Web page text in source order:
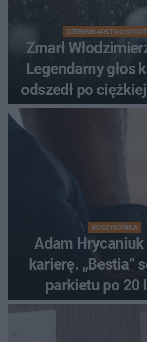
DZIENNIKARSTWO
Zmarł
Legendarny głos
odszedł po
KOSZYKÓWKA
Adam
karierę. „Bestia”
parkietu po 20